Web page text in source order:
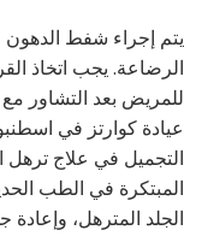
يتم إجراء شفط
الرضاعة. يجب اتخاذ
للمريض بعد التشاور
عيادة كوارتز في
التجميل في علاج ترهل
المبتكرة في الطب
الجلد المترهل،